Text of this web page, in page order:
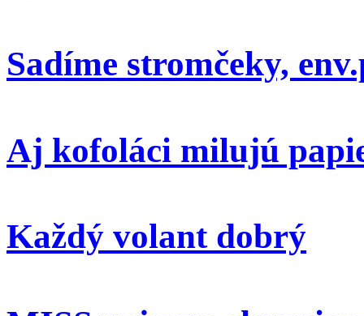
Sadíme stromčeky,
Aj kofoláci milujú
Každý volant dobrý